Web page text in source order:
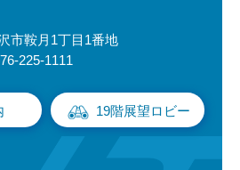
市鞍月1丁目1番地
225-1111
19階展望ロビー